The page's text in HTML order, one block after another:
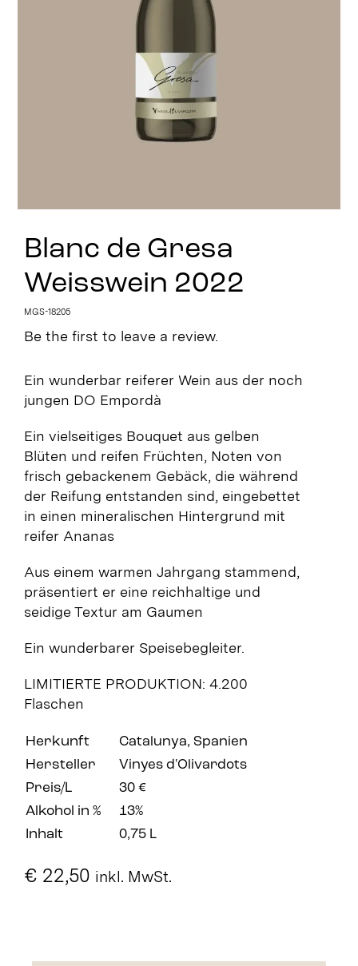
Blanc de Gresa
Weisswein 2022
MGS-18205
Be the first to leave a review.
Ein wunderbar reiferer Wein aus der noch
jungen DO Empordà
Ein vielseitiges Bouquet aus gelben
Blüten und reifen Früchten, Noten von
frisch gebackenem Gebäck, die während
der Reifung entstanden sind, eingebettet
in einen mineralischen Hintergrund mit
reifer Ananas
Aus einem warmen Jahrgang stammend,
präsentiert er eine reichhaltige und
seidige Textur am Gaumen
Ein wunderbarer Speisebegleiter.
LIMITIERTE PRODUKTION: 4.200
Flaschen
Herkunft
Catalunya, Spanien
Hersteller
Vinyes d'Olivardots
Preis/L
30 €
Alkohol in %
13%
Inhalt
0,75 L
€ 22,50 inkl. MwSt.